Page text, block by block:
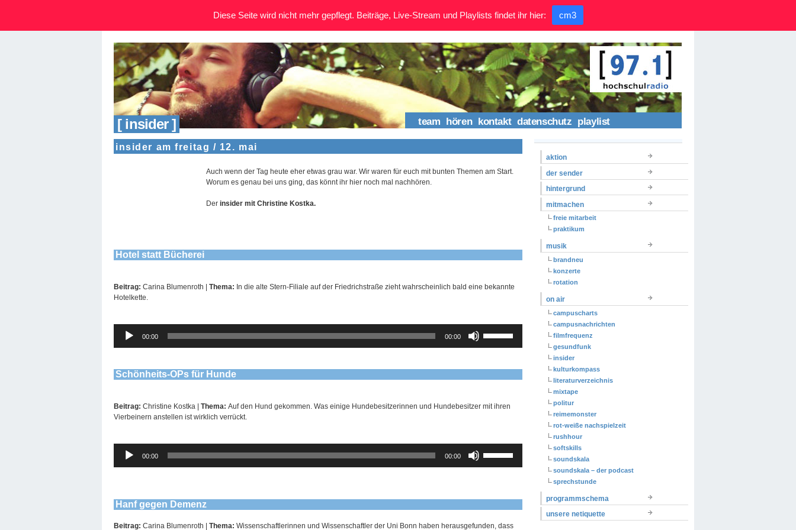
[ insider ] team hören kontakt datenschutz playlist
insider am freitag / 12. mai
Auch wenn der Tag heute eher etwas grau war. Wir waren für euch mit bunten Themen am Start.
Worum es genau bei uns ging, das könnt ihr hier noch mal nachhören.
Der insider mit Christine Kostka.
Hotel statt Bücherei
Beitrag: Carina Blumenroth | Thema: In die alte Stern-Filiale auf der Friedrichstraße zieht wahrscheinlich bald eine bekannte
Hotelkette.
Audio-
Player
00:00 00:00
Hoch/Runter
benutzen,
die
Lautstärke
regeln.
Schönheits-OPs für Hunde
Beitrag: Christine Kostka | Thema: Auf den Hund gekommen. Was einige Hundebesitzerinnen und Hundebesitzer mit ihren
Vierbeinern anstellen ist wirklich verrückt.
Audio-
Player
00:00 00:00
Hoch/Runter
benutzen,
Lautstärke
zu
regeln.
Hanf gegen Demenz
Beitrag: Carina Blumenroth | Thema: Wissenschaftlerinnen und Wissenschaftler der Uni Bonn haben herausgefunden, dass
aktion
der sender
hintergrund
mitmachen
freie mitarbeit
praktikum
musik
brandneu
konzerte
rotation
on air
campuscharts
campusnachrichten
filmfrequenz
gesundfunk
insider
kulturkompass
literaturverzeichnis
mixtape
politur
reimemonster
rot-weiße nachspielzeit
rushhour
softskills
soundskala
soundskala – der podcast
sprechstunde
programmschema
unsere netiquette
Diese Seite wird nicht mehr gepflegt. Beiträge, Live-Stream und Playlists findet ihr hier: cm3